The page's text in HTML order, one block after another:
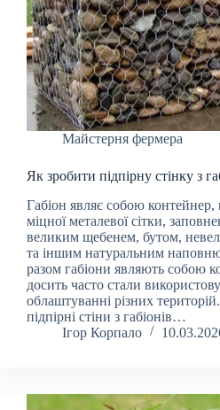
Майстерня фермера
Як зробити підпірну стінку з
Габіон являє собою контейнер,
міцної металевої сітки,
великим щебенем, бутом,
та іншим натуральним
разом габіони являють собою
досить часто стали
облаштуванні різних
підпірні стіни з габіонів…
Ігор Корпало